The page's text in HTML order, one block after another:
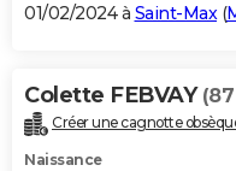
01/02/2024 à Saint-Max(
Colette FEBVAY
Créer une cagnotte
Naissance